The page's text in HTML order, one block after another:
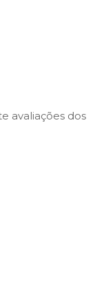
avaliações dos